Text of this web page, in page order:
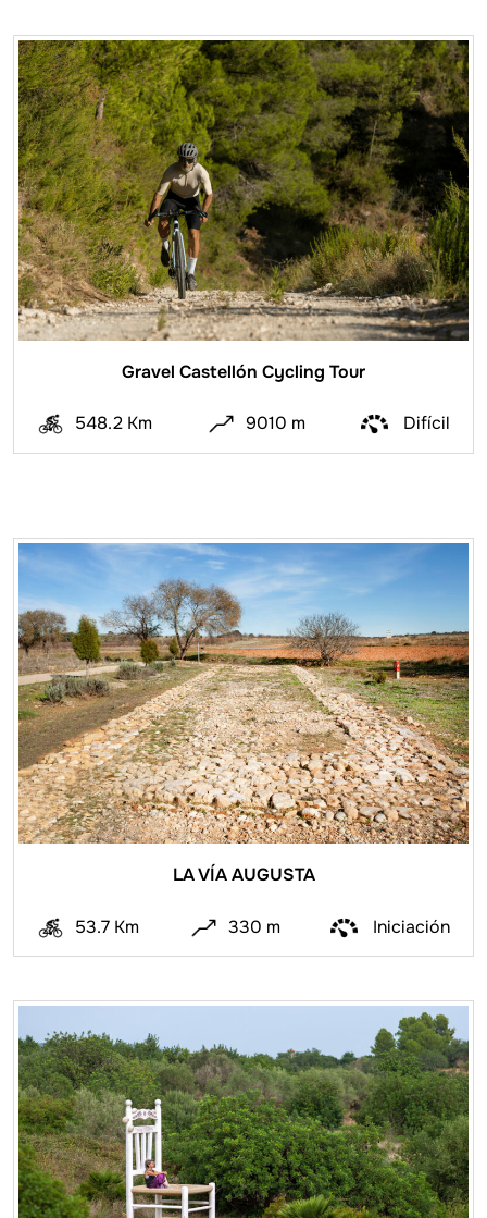
Gravel Castellón Cycling Tour
548.2 Km 9010 m Difícil
LA VÍA AUGUSTA
53.7 Km 330 m Iniciación